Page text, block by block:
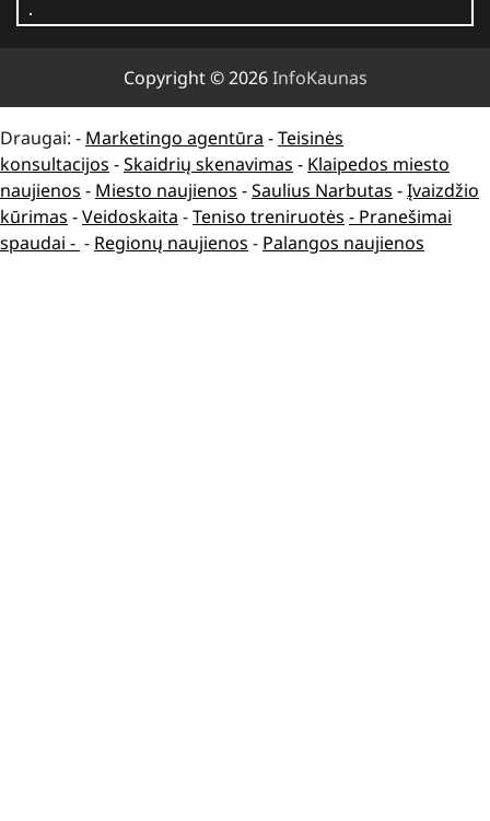
Copyright © 2026InfoKaunas
Draugai: - Marketingo agentūra -Teisinės
konsultacijos -Skaidrių skenavimas - Klaipedos miesto
naujienos - Miesto naujienos -Saulius Narbutas -Įvaizdžio
kūrimas -Veidoskaita -Teniso treniruotės - Pranešimai
spaudai - - Regionų naujienos - Palangos naujienos